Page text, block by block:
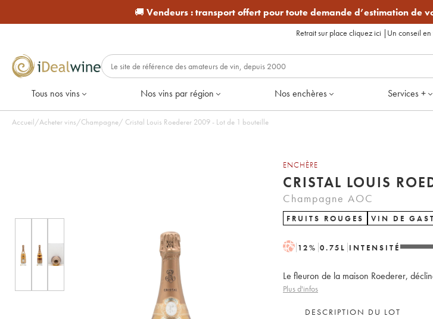
🚚 Vendeurs :transport offert pour toute demande d’estimation de
Retrait sur place cliquez ici | Un conseil en
Tous nos vins Nos vins par région Nos enchères Services +
Accueil/Acheter vins/Champagne/ Cristal Louis Roederer 2009 - Lot de 1 bouteille
ENCHÈRE
CRISTAL LOUIS
Champagne AOC
FRUITS ROUGES VIN DE
H 12% 0.75 L INTENSITÉ
Le fleuron de la maison Roederer,
Plus d'infos
DESCRIPTION DU LOT